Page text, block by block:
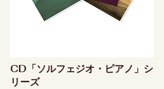
CD「ソルフェジオ・ピアノ」シ
リーズ